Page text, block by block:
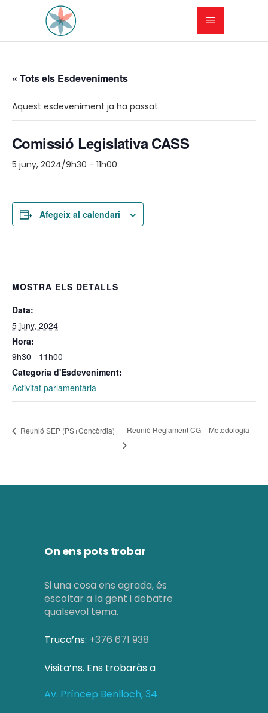
« Tots els Esdeveniments
Aquest esdeveniment ja ha passat.
Comissió Legislativa CASS
5 juny, 2024/9h30 - 11h00
Afegeix al calendari
MOSTRA ELS DETALLS
Data:
5 juny, 2024
Hora:
9h30 - 11h00
Categoria d'Esdeveniment:
Activitat parlamentària
Reunió SEP (PS+Concòrdia) Reunió Reglament CG – Metodologia
On ens pots trobar
Si una cosa ens agrada, és
escoltar a la gent i debatre
qualsevol tema.
Truca’ns: +376 671 938
Visita’ns. Ens trobaràs a
Av. Príncep Benlloch, 34